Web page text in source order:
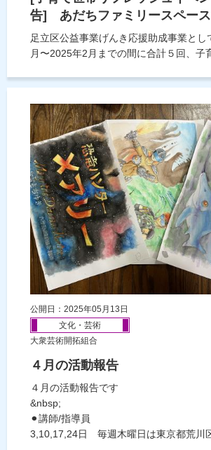
告] あだちファミリースペー
足立区公益事業げんき応援助成事業とし
月〜2025年2月までの間に合計５回、子
公開日：2025年05月13日
文化・芸術
大衆芸術開拓組合
４月の活動報告
４月の活動報告です
&nbsp;
⚫︎講師/指導員
3,10,17,24日 毎週木曜日は東京都荒川